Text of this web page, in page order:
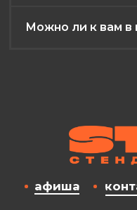
Можно ли к вам в